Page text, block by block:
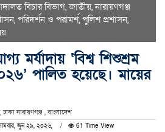
বিচার বিভাগ,জাতীয়,নারায়ণগঞ্জ
, পরিদর্শন ও পরামর্শ, পুলিশ প্রশাসন,
মর্যাদায় ‘বিশ্ব শিশুশ্রম
পালিত হয়েছে। মায়ের
নারায়ণগঞ্জ , বাংলাদেশ
জুন ২৯, ২০২৬, 61 Time View